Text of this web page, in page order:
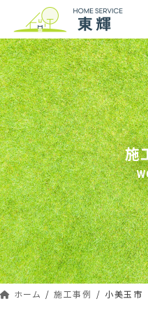
テ
ン
ツ
へ
ス
キ
ッ
プ
ゲ
ー
シ
ョ
ン
に
移
動
施
ホーム 施工事例 小美玉市